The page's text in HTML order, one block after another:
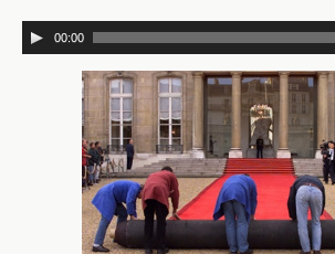
00:00